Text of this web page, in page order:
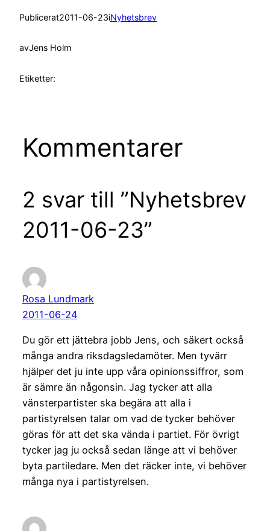
Publicerat2011-06-23iNyhetsbrev
avJens Holm
Etiketter:
Kommentarer
2 svar till ”Nyhetsbrev
2011-06-23”
Rosa Lundmark
2011-06-24
Du gör ett jättebra jobb Jens, och säkert också
många andra riksdagsledamöter. Men tyvärr
hjälper det ju inte upp våra opinionssiffror, som
är sämre än någonsin. Jag tycker att alla
vänsterpartister ska begära att alla i
partistyrelsen talar om vad de tycker behöver
göras för att det ska vända i partiet. För övrigt
tycker jag ju också sedan länge att vi behöver
byta partiledare. Men det räcker inte, vi behöver
många nya i partistyrelsen.